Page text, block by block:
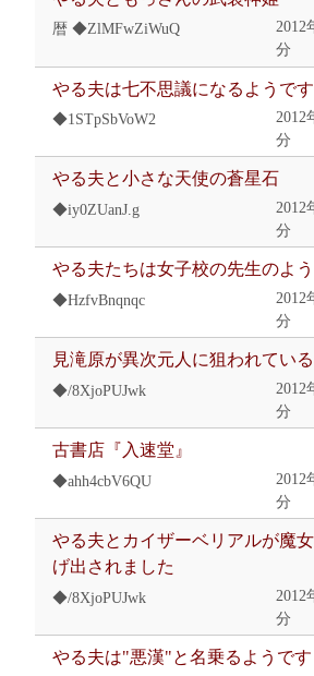
暦 ◆ZlMFwZiWuQ
2012
分
やる夫は七不思議になるようです
◆1STpSbVoW2
2012
分
やる夫と小さな天使の蒼星石
◆iy0ZUanJ.g
2012
分
やる夫たちは女子校の先生のよ
◆HzfvBnqnqc
2012
分
見滝原が異次元人に狙われてい
◆/8XjoPUJwk
2012
分
古書店『入速堂』
◆ahh4cbV6QU
2012
分
やる夫とカイザーベリアルが魔
げ出されました
◆/8XjoPUJwk
2012
分
やる夫は"悪漢"と名乗るようです